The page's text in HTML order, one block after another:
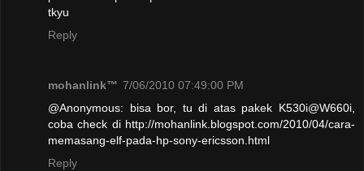
tkyu
Reply
mohanlink™ 7/06/2010 07:49:00 PM
@Anonymous: bisa bor, tu di atas pakek K530i@W660i,
coba check di http://mohanlink.blogspot.com/2010/04/cara-
memasang-elf-pada-hp-sony-ericsson.html
Reply